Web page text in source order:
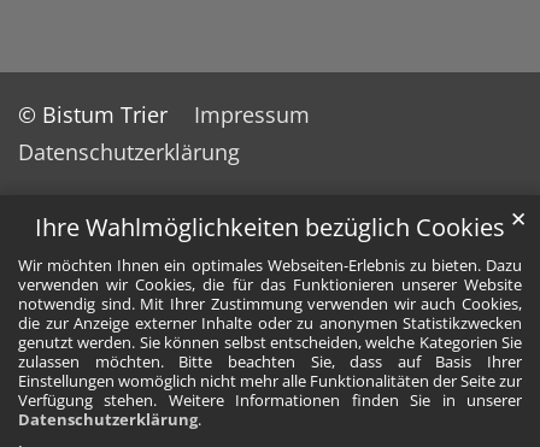
Ihre Wahlmöglichkeiten bezüglich Cookies
Wir möchten Ihnen ein optimales Webseiten-Erlebnis zu bieten. Dazu
verwenden wir Cookies, die für das Funktionieren unserer Website
notwendig sind. Mit Ihrer Zustimmung verwenden wir auch Cookies,
die zur Anzeige externer Inhalte oder zu anonymen Statistikzwecken
genutzt werden. Sie können selbst entscheiden, welche Kategorien Sie
zulassen möchten. Bitte beachten Sie, dass auf Basis Ihrer
Einstellungen womöglich nicht mehr alle Funktionalitäten der Seite zur
Verfügung stehen. Weitere Informationen finden Sie in unserer
Datenschutzerklärung.
✕
© Bistum Trier
Impressum
Datenschutzerklärung